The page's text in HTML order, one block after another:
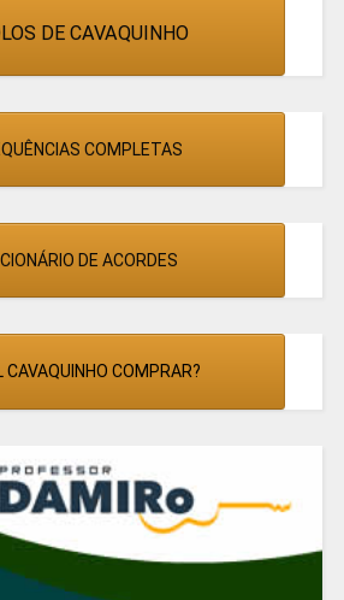
DE CAVAQUINHO
COMPLETAS
DE ACORDES
CAVAQUINHO COMPRAR?